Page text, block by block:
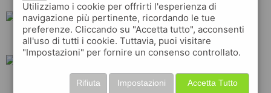
eni esso q8
api tamoil
Utilizziamo i cookie per offrirti l'esperienza di
navigazione più pertinente, ricordando le tue
preferenze. Cliccando su "Accetta tutto", acconsenti
all'uso di tutti i cookie. Tuttavia, puoi visitare
"Impostazioni" per fornire un consenso controllato.
Accetta Tutto
Impostazioni
Rifiuta